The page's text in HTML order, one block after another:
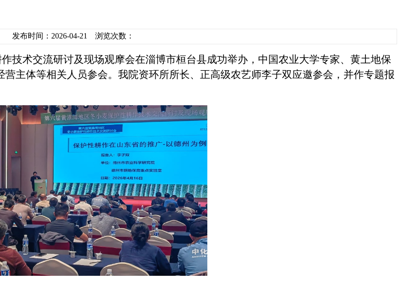
发布时间：2026-04-21 浏览次数：
技术交流研讨及现场观摩会在淄博市桓台县成功举办，中国农业大学专家、黄土地保
主体等相关人员参会。我院资环所所长、正高级农艺师李子双应邀参会，并作专题报